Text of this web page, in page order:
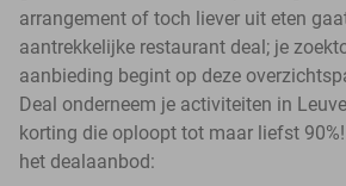
arrangement of toch liever uit eten
aantrekkelijke restaurant deal; je
aanbieding begint op deze
Deal onderneem je activiteiten in
korting die oploopt tot maar liefst
het dealaanbod: